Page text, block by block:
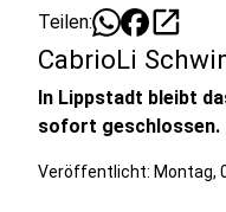
Teilen: open_in_new
CabrioLi
In Lippstadt bleibt
sofort geschlossen.
Veröffentlicht: Montag,